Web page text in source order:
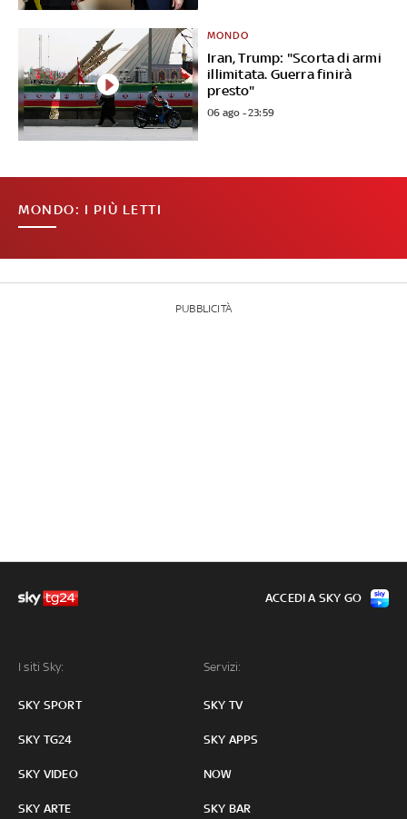
Iran, Trump: "Scorta di armi
illimitata. Guerra finirà
presto"
MONDO
06 ago - 23:59
MONDO: I PIÙ LETTI
PUBBLICITÀ
I siti Sky:
SKY SPORT
SKY TG24
SKY VIDEO
SKY ARTE
Servizi:
SKY TV
SKY APPS
NOW
SKY BAR
ACCEDI A SKY GO